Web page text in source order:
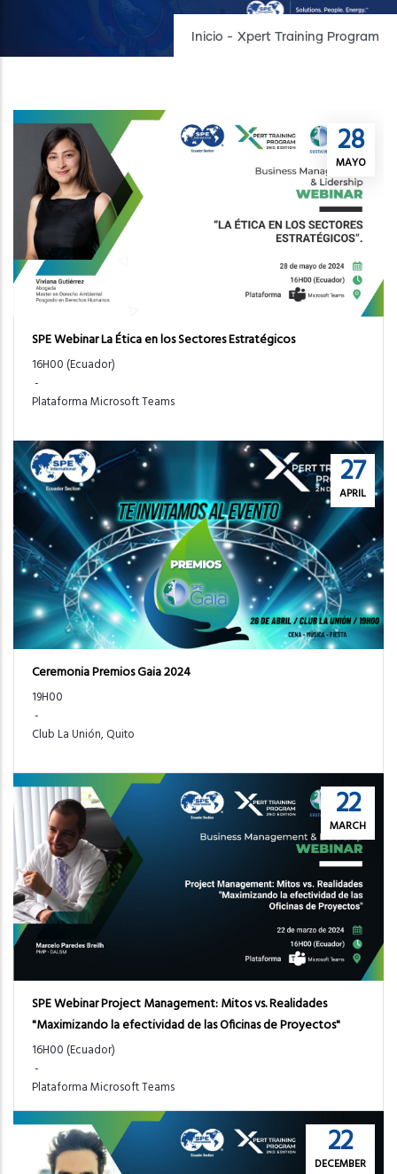
Inicio - Xpert Training Program
28
MAYO
SPE Webinar La Ética en los Sectores Estratégicos
16H00 (Ecuador)
-
Plataforma Microsoft Teams
27
APRIL
Ceremonia Premios Gaia 2024
19H00
-
Club La Unión, Quito
22
MARCH
SPE Webinar Project Management: Mitos vs. Realidades
"Maximizando la efectividad de las Oficinas de Proyectos"
16H00 (Ecuador)
-
Plataforma Microsoft Teams
22
DECEMBER